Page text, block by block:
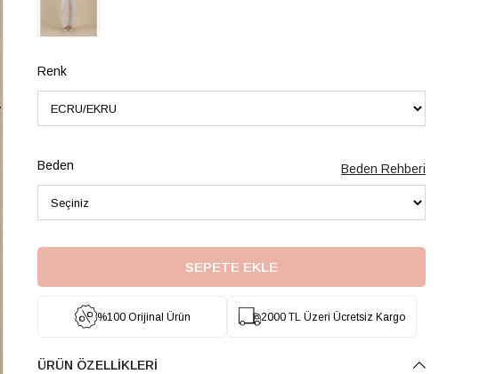
Renk
Beden Beden Rehberi
%100 Orijinal Ürün 2000 TL Üzeri Ücretsiz Kargo
ÜRÜN ÖZELLIKLERI